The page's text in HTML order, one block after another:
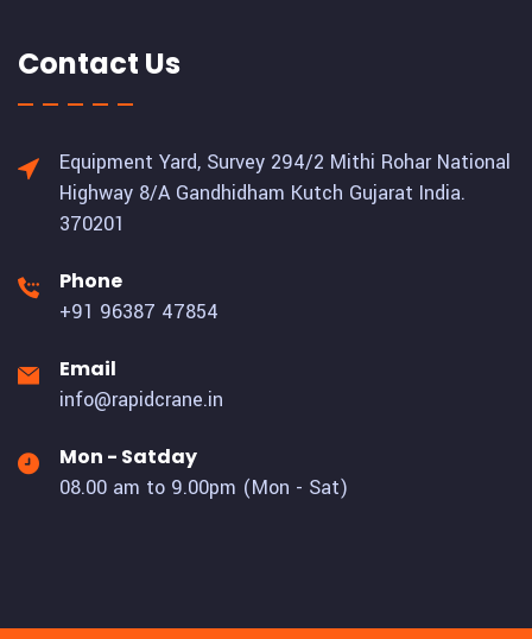
Contact Us
Equipment Yard, Survey 294/2 Mithi Rohar National
Highway 8/A Gandhidham Kutch Gujarat India.
370201
Phone
+91 96387 47854
Email
info@rapidcrane.in
Mon - Satday
08.00 am to 9.00pm (Mon - Sat)